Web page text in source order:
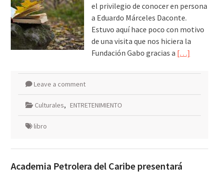
el privilegio de conocer en persona
a Eduardo Márceles Daconte.
Estuvo aquí hace poco con motivo
de una visita que nos hiciera la
Fundación Gabo gracias a […]
Leave a comment
Culturales, ENTRETENIMIENTO
libro
Academia Petrolera del Caribe presentará